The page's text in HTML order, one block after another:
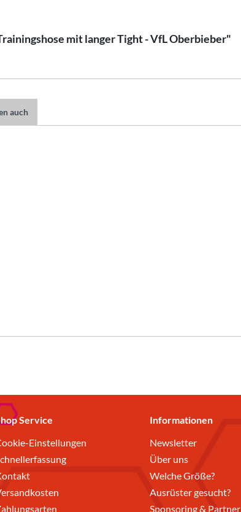
mit langer Tight - VfL Oberbieber"
auch
Service
Einstellungen
Informationen
Newsletter
Über uns
Welche Größe?
Ausrüster gesucht?
Sponsoring & Partner